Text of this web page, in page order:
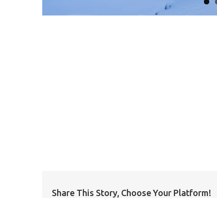
Share This Story, Choose Your Platform!